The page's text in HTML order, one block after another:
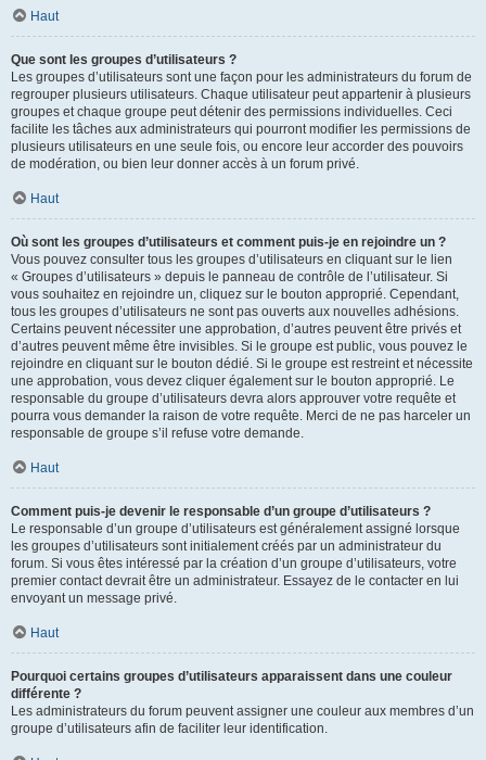
Haut
Que sont les groupes d’utilisateurs ?
Les groupes d’utilisateurs sont une façon pour les administrateurs du forum de
regrouper plusieurs utilisateurs. Chaque utilisateur peut appartenir à plusieurs
groupes et chaque groupe peut détenir des permissions individuelles. Ceci
facilite les tâches aux administrateurs qui pourront modifier les permissions de
plusieurs utilisateurs en une seule fois, ou encore leur accorder des pouvoirs
de modération, ou bien leur donner accès à un forum privé.
Haut
Où sont les groupes d’utilisateurs et comment puis-je en rejoindre un ?
Vous pouvez consulter tous les groupes d’utilisateurs en cliquant sur le lien
« Groupes d’utilisateurs » depuis le panneau de contrôle de l’utilisateur. Si
vous souhaitez en rejoindre un, cliquez sur le bouton approprié. Cependant,
tous les groupes d’utilisateurs ne sont pas ouverts aux nouvelles adhésions.
Certains peuvent nécessiter une approbation, d’autres peuvent être privés et
d’autres peuvent même être invisibles. Si le groupe est public, vous pouvez le
rejoindre en cliquant sur le bouton dédié. Si le groupe est restreint et nécessite
une approbation, vous devez cliquer également sur le bouton approprié. Le
responsable du groupe d’utilisateurs devra alors approuver votre requête et
pourra vous demander la raison de votre requête. Merci de ne pas harceler un
responsable de groupe s’il refuse votre demande.
Haut
Comment puis-je devenir le responsable d’un groupe d’utilisateurs ?
Le responsable d’un groupe d’utilisateurs est généralement assigné lorsque
les groupes d’utilisateurs sont initialement créés par un administrateur du
forum. Si vous êtes intéressé par la création d’un groupe d’utilisateurs, votre
premier contact devrait être un administrateur. Essayez de le contacter en lui
envoyant un message privé.
Haut
Pourquoi certains groupes d’utilisateurs apparaissent dans une couleur
différente ?
Les administrateurs du forum peuvent assigner une couleur aux membres d’un
groupe d’utilisateurs afin de faciliter leur identification.